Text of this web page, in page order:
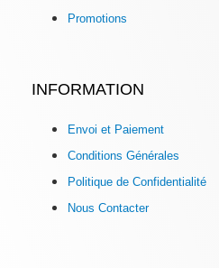
Promotions
INFORMATION
Envoi et Paiement
Conditions Générales
Politique de Confidentialité
Nous Contacter